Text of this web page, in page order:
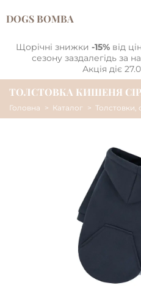
DOGS BOMBA
Щорічні знижки -15% від
сезону заздалегідь за
Акція діє
ТОЛСТОВКА КИШЕНЯ
Головна Каталог Толстовки,